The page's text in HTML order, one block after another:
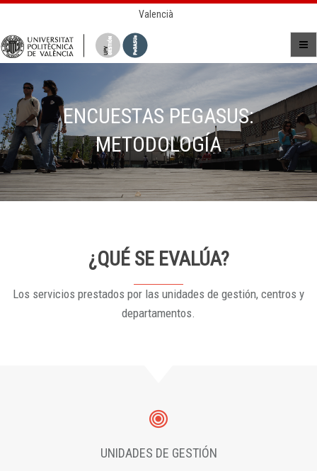
Valencià
ENCUESTAS PEGASUS:
METODOLOGÍA
¿QUÉ SE EVALÚA?
Los servicios prestados por las unidades de gestión, centros y
departamentos.
UNIDADES DE GESTIÓN